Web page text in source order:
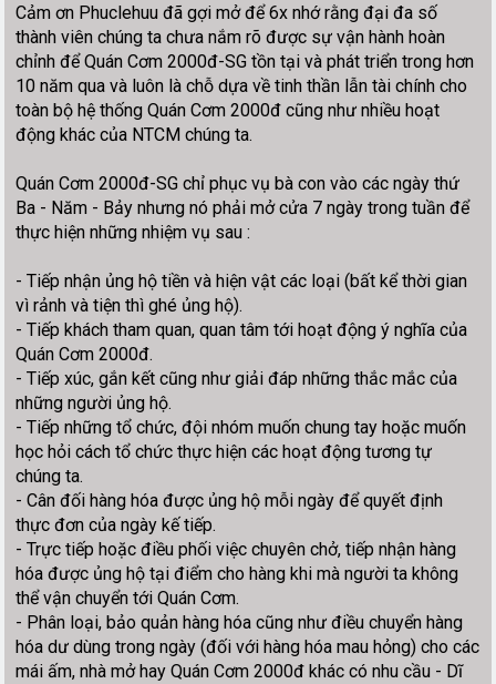
Cảm ơn Phuclehuu đã gợi mở để 6x nhớ rằng đại đa số
thành viên chúng ta chưa nắm rõ được sự vận hành hoàn
chỉnh để Quán Cơm 2000đ-SG tồn tại và phát triển trong hơn
10 năm qua và luôn là chỗ dựa về tinh thần lẫn tài chính cho
toàn bộ hệ thống Quán Cơm 2000đ cũng như nhiều hoạt
động khác của NTCM chúng ta.
Quán Cơm 2000đ-SG chỉ phục vụ bà con vào các ngày thứ
Ba - Năm - Bảy nhưng nó phải mở cửa 7 ngày trong tuần để
thực hiện những nhiệm vụ sau :
- Tiếp nhận ủng hộ tiền và hiện vật các loại (bất kể thời gian
vì rảnh và tiện thì ghé ủng hộ).
- Tiếp khách tham quan, quan tâm tới hoạt động ý nghĩa của
Quán Cơm 2000đ.
- Tiếp xúc, gắn kết cũng như giải đáp những thắc mắc của
những người ủng hộ.
- Tiếp những tổ chức, đội nhóm muốn chung tay hoặc muốn
học hỏi cách tổ chức thực hiện các hoạt động tương tự
chúng ta.
- Cân đối hàng hóa được ủng hộ mỗi ngày để quyết định
thực đơn của ngày kế tiếp.
- Trực tiếp hoặc điều phối việc chuyên chở, tiếp nhận hàng
hóa được ủng hộ tại điểm cho hàng khi mà người ta không
thể vận chuyển tới Quán Cơm.
- Phân loại, bảo quản hàng hóa cũng như điều chuyển hàng
hóa dư dùng trong ngày (đối với hàng hóa mau hỏng) cho các
mái ấm, nhà mở hay Quán Cơm 2000đ khác có nhu cầu - Dĩ